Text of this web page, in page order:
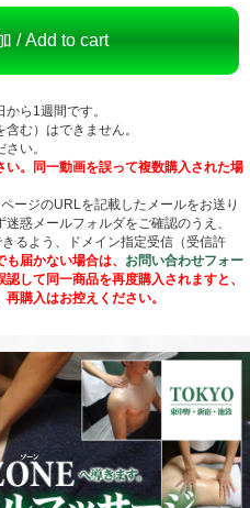
/ Add to cart
ら1週間です。
む）はできません。
い。
い。同一動画を誤って複数購入された場
ージのURLを記載したメールをお送り
惑メールフォルダをご確認のうえ、
るよう、ドメイン指定受信（受信許
も届かない場合は、 お問い合わせフォー
して同一商品を再度購入されますと、
購入はお控えください。